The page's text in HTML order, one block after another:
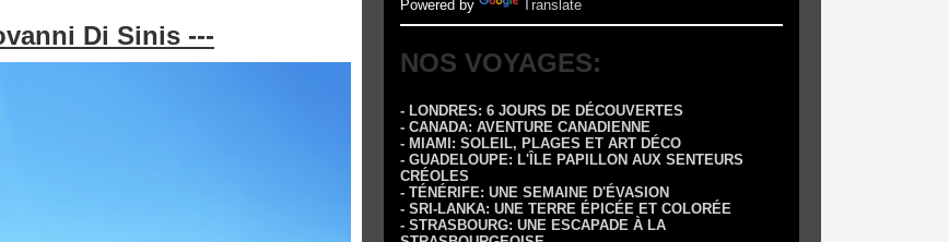
Di Sinis ---
Powered by Translate
NOS VOYAGES:
- LONDRES: 6 JOURS DE DÉCOUVERTES
- CANADA: AVENTURE CANADIENNE
- MIAMI: SOLEIL, PLAGES ET ART DÉCO
- GUADELOUPE: L'ÎLE PAPILLON AUX SENTEURS
CRÉOLES
- TÉNÉRIFE: UNE SEMAINE D'ÉVASION
- SRI-LANKA: UNE TERRE ÉPICÉE ET COLORÉE
- STRASBOURG: UNE ESCAPADE À LA